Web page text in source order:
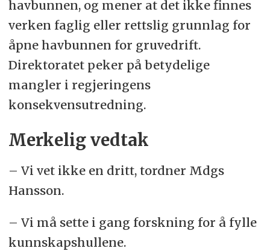
havbunnen, og mener at det ikke finnes
verken faglig eller rettslig grunnlag for
åpne havbunnen for gruvedrift.
Direktoratet peker på betydelige
mangler i regjeringens
konsekvensutredning.
Merkelig vedtak
– Vi vet ikke en dritt, tordner Mdgs
Hansson.
– Vi må sette i gang forskning for å fylle
kunnskapshullene.